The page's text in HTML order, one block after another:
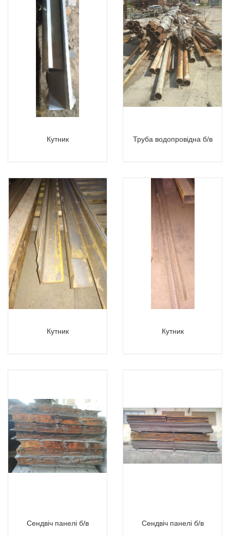
Кутник Труба водопровідна б/в
Кутник Кутник
Сендвіч панелі б/в Сендвіч панелі б/в